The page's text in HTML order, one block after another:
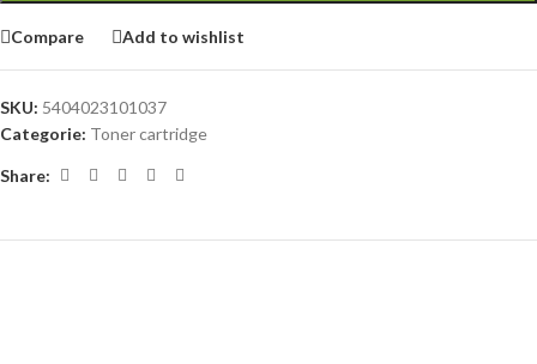
Compare Add to wishlist
SKU: 5404023101037
Categorie: Toner cartridge
Share: